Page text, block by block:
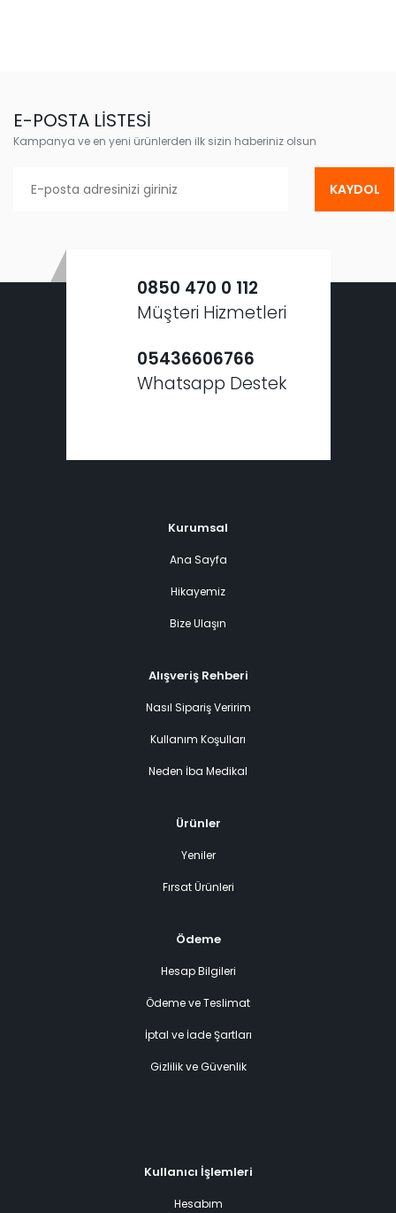
E-POSTA LİSTESİ
Kampanya ve en yeni ürünlerden ilk sizin haberiniz olsun
KAYDOL
0850 470 0 112
Müşteri Hizmetleri
05436606766
Whatsapp Destek
Kurumsal
Ana Sayfa
Hikayemiz
Bize Ulaşın
Alışveriş Rehberi
Nasıl Sipariş Veririm
Kullanım Koşulları
Neden İba Medikal
Ürünler
Yeniler
Fırsat Ürünleri
Ödeme
Hesap Bilgileri
Ödeme ve Teslimat
İptal ve İade Şartları
Gizlilik ve Güvenlik
Kullanıcı İşlemleri
Hesabım